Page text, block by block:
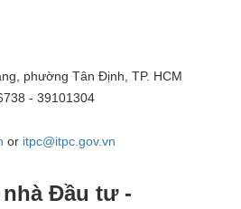
phường Tân Định, TP. HCM
- 39101304
or itpc@itpc.gov.vn
Đầu tư -